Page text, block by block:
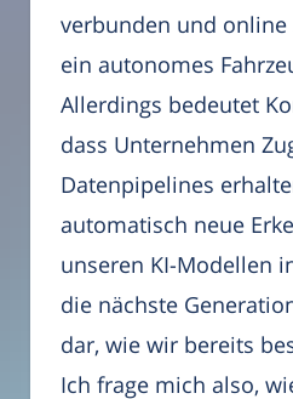
verbunden und
ein autonomes
Allerdings bedeutet
dass Unternehmen
Datenpipelines
automatisch neue
unseren KI-Modellen
die nächste
dar, wie wir bereits
Ich frage mich also,